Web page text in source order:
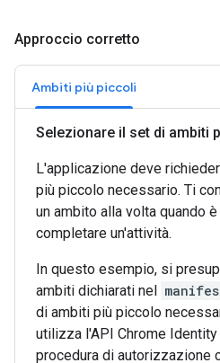
Approccio corretto
Ambiti più piccoli
Selezionare il set di ambiti
L'applicazione deve
più piccolo necessario. Ti
un ambito alla volta quando
completare un'attività.
In questo esempio, si
ambiti dichiarati nel
di ambiti più piccolo
utilizza l'API Chrome
procedura di autorizzazione